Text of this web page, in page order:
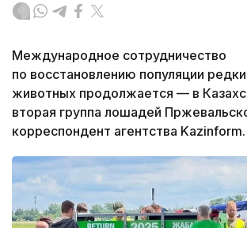
Международное сотрудничество
по восстановлению популяции
животных продолжается — в
вторая группа лошадей
корреспондент агентства Kazinform.